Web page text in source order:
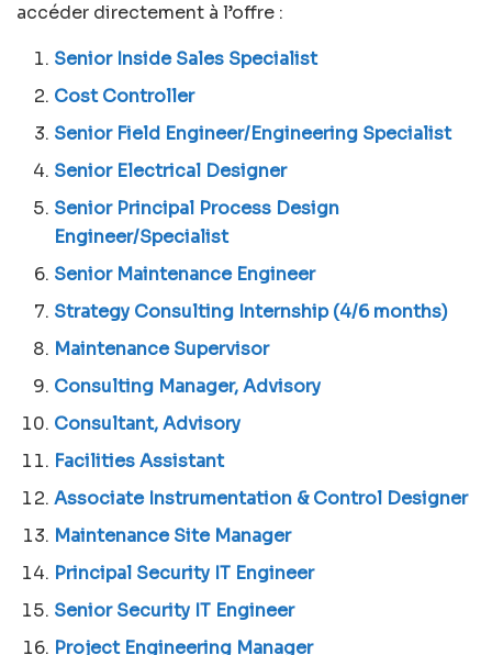
accéder directement à l’offre :
Senior Inside Sales Specialist
Cost Controller
Senior Field Engineer/Engineering Specialist
Senior Electrical Designer
Senior Principal Process Design
Engineer/Specialist
Senior Maintenance Engineer
Strategy Consulting Internship (4/6 months)
Maintenance Supervisor
Consulting Manager, Advisory
Consultant, Advisory
Facilities Assistant
Associate Instrumentation & Control Designer
Maintenance Site Manager
Principal Security IT Engineer
Senior Security IT Engineer
Project Engineering Manager